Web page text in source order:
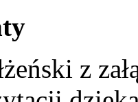
z